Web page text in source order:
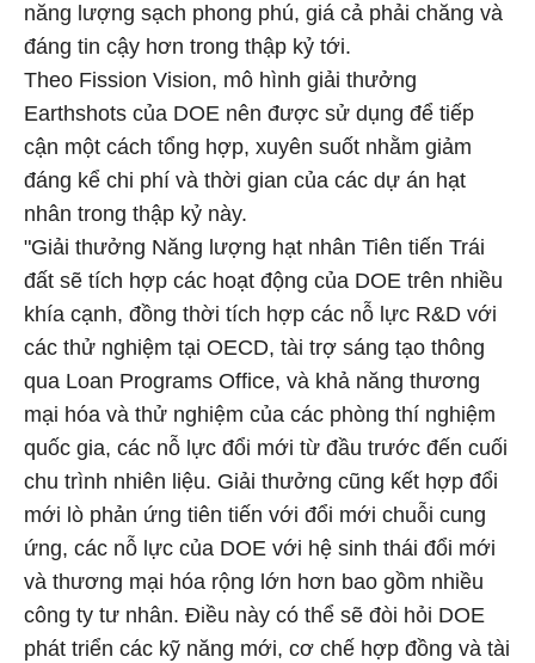
năng lượng sạch phong phú, giá cả phải chăng và
đáng tin cậy hơn trong thập kỷ tới.
Theo Fission Vision, mô hình giải thưởng
Earthshots của DOE nên được sử dụng để tiếp
cận một cách tổng hợp, xuyên suốt nhằm giảm
đáng kể chi phí và thời gian của các dự án hạt
nhân trong thập kỷ này.
"Giải thưởng Năng lượng hạt nhân Tiên tiến Trái
đất sẽ tích hợp các hoạt động của DOE trên nhiều
khía cạnh, đồng thời tích hợp các nỗ lực R&D với
các thử nghiệm tại OECD, tài trợ sáng tạo thông
qua Loan Programs Office, và khả năng thương
mại hóa và thử nghiệm của các phòng thí nghiệm
quốc gia, các nỗ lực đổi mới từ đầu trước đến cuối
chu trình nhiên liệu. Giải thưởng cũng kết hợp đổi
mới lò phản ứng tiên tiến với đổi mới chuỗi cung
ứng, các nỗ lực của DOE với hệ sinh thái đổi mới
và thương mại hóa rộng lớn hơn bao gồm nhiều
công ty tư nhân. Điều này có thể sẽ đòi hỏi DOE
phát triển các kỹ năng mới, cơ chế hợp đồng và tài